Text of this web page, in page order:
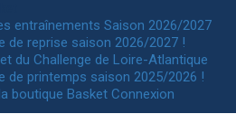
entraînements Saison 2026/2027
de reprise saison 2026/2027 !
du Challenge de Loire-Atlantique
de printemps saison 2025/2026 !
boutique Basket Connexion